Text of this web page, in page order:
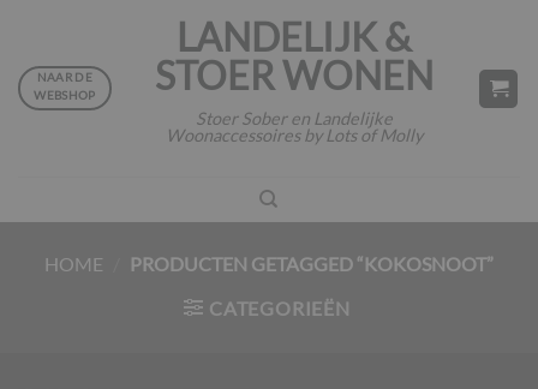
inhoud
LANDELIJK &
STOER WONEN
Stoer Sober en Landelijke
Woonaccessoires by Lots of Molly
NAAR DE
WEBSHOP
HOME
PRODUCTEN GETAGGED “KOKOSNOOT”
CATEGORIEËN